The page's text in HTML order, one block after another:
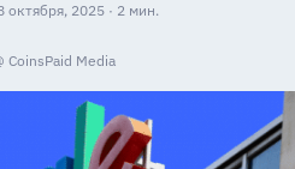
октября, 2025 · 2 мин.
CoinsPaid Media